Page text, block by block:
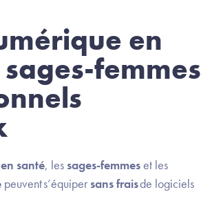
en
femmes
santé, les sages-femmeset les
peuvent s’équiper sans fraisde logiciels